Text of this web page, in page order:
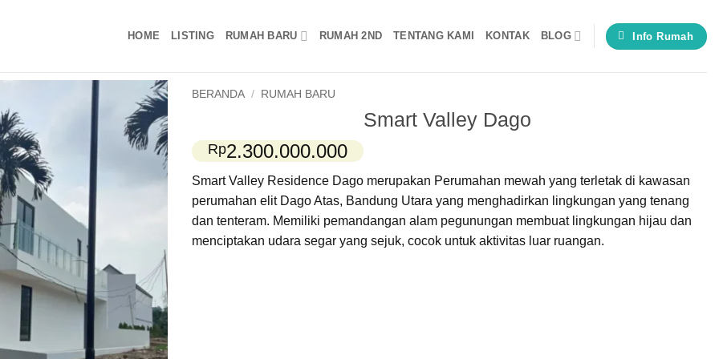
HOME LISTING RUMAH BARU RUMAH 2ND TENTANG KAMI KONTAK BLOG Info Rumah
BERANDA / RUMAH BARU
Smart Valley Dago
Rp2.300.000.000
Smart Valley Residence Dago merupakan Perumahan mewah yang terletak di kawasan
perumahan elit Dago Atas, Bandung Utara yang menghadirkan lingkungan yang tenang
dan tenteram. Memiliki pemandangan alam pegunungan membuat lingkungan hijau dan
menciptakan udara segar yang sejuk, cocok untuk aktivitas luar ruangan.